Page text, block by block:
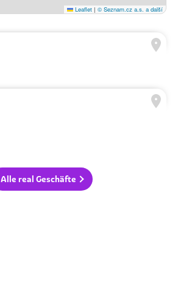
Leaflet | © Seznam.cz a.s. a další
Alle real Geschäfte